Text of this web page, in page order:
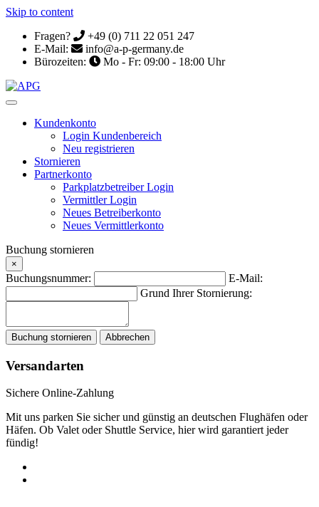
Skip to content
Fragen?
+49 (0) 711 22 051 247
E-Mail:
info@a-p-germany.de
Bürozeiten:
Mo - Fr: 09:00 - 18:00 Uhr
Kundenkonto
Login Kundenbereich
Neu registrieren
Stornieren
Partnerkonto
Parkplatzbetreiber Login
Vermittler Login
Neues Betreiberkonto
Neues Vermittlerkonto
Buchung stornieren
×
Buchungsnummer:
E-Mail:
Grund Ihrer Stornierung:
Buchung stornieren Abbrechen
Versandarten
Airport Parking Germany
Sichere Online-Zahlung
Mit uns parken Sie sicher und günstig an deutschen Flughäfen oder
Häfen. Ob Valet oder Shuttle Service, hier wird garantiert jeder
fündig!